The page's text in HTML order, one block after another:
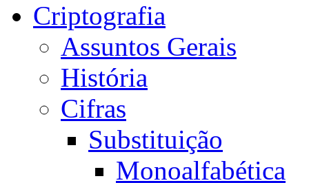
Criptografia
Assuntos Gerais
História
Cifras
Substituição
Monoalfabética